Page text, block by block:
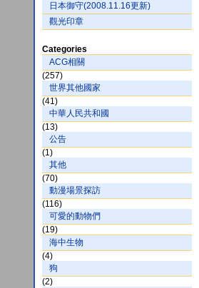
日本御守(2008.11.16更新)
觀光印章
Categories
ACG相關
(257)
世界其他國家
(41)
中華人民共和國
(13)
公告
(1)
其他
(70)
動漫場景探訪
(116)
可愛的動物們
(19)
海中生物
(4)
狗
(2)